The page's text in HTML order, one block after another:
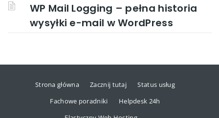
WP Mail Logging – pełna historia
wysyłki e-mail w WordPress
Strona główna Zacznij tutaj
Status usług
Fachowe poradniki
Helpdesk 24h